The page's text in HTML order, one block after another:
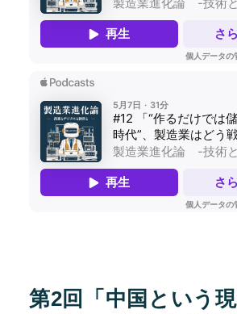
第2回「 中国という